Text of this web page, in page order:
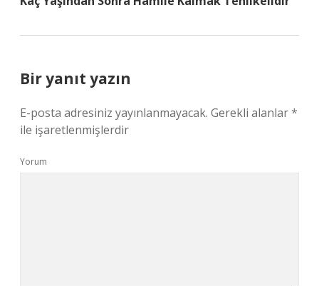
Bir yanıt yazın
E-posta adresiniz yayınlanmayacak. Gerekli alanlar*
ile işaretlenmişlerdir
Yorum